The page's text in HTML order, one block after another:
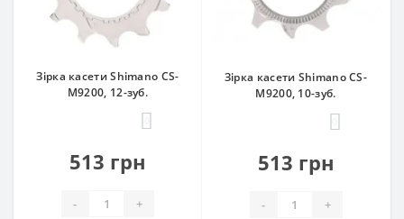
Зірка касети Shimano CS-
М9200, 12-зуб.
513 грн
- +
Зірка касети Shimano CS-
М9200, 10-зуб.
513 грн
- +